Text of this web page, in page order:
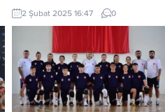
Şanlıurfa‘da depremzedelere 7 Bin
513 yeni konut ve iş yeri teslim
edildi İletişim Başkanlığı,
Kahramanmaraş merkezli 6 Şubat
2023’te meydana gelen büyük
depremlerden etkilenen
Şanlıurfa’da, inşaatı tamamlanan
yeni konut ve iş yerleriyle ilgili
2 Şubat 2025 16:47 0